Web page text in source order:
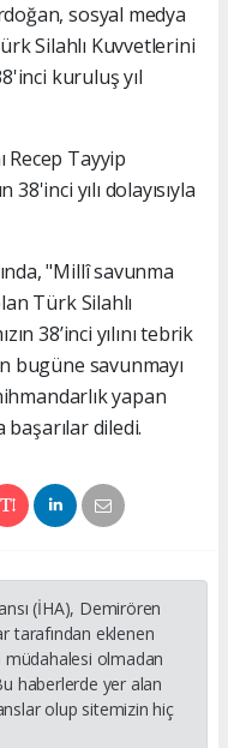
sosyal medya
Silahlı Kuvvetlerini
kuruluş yıl
Recep Tayyip
yılı dolayısıyla
"Millî savunma
Türk Silahlı
38’inci yılını tebrik
bugüne savunmayı
yapan
başarılar diledi.
(İHA), Demirören
tarafından eklenen
olmadan
haberlerde yer alan
olup sitemizin hiç